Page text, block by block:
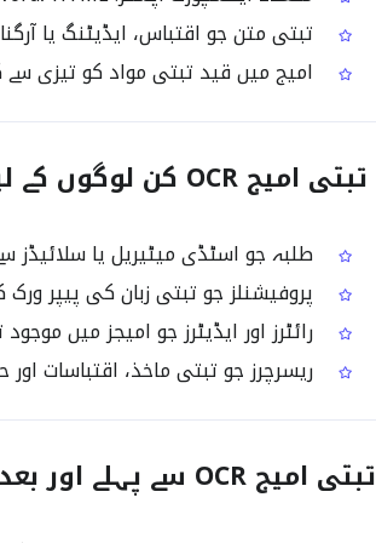
تبتی متن جو اقتباس، ایڈیٹنگ یا
امیج میں قید تبتی مواد کو تیزی سے
تبتی امیج OCR کن لوگوں کے لیے مفید ہے؟
طلبہ جو اسٹڈی میٹیریل یا سلائیڈز
پروفیشنلز جو تبتی زبان کی پیپر ورک
رائٹرز اور ایڈیٹرز جو امیجز میں
ریسرچرز جو تبتی ماخذ، اقتباسات
تبتی امیج OCR سے پہلے اور بعد کا فرق